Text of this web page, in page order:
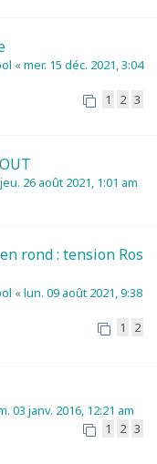
«mer. 15 déc. 2021, 3:04
1 2 3
jeu. 26 août 2021, 1:01 am
rond : tension Ros
«lun. 09 août 2021, 9:38
1 2
03 janv. 2016, 12:21 am
1 2 3